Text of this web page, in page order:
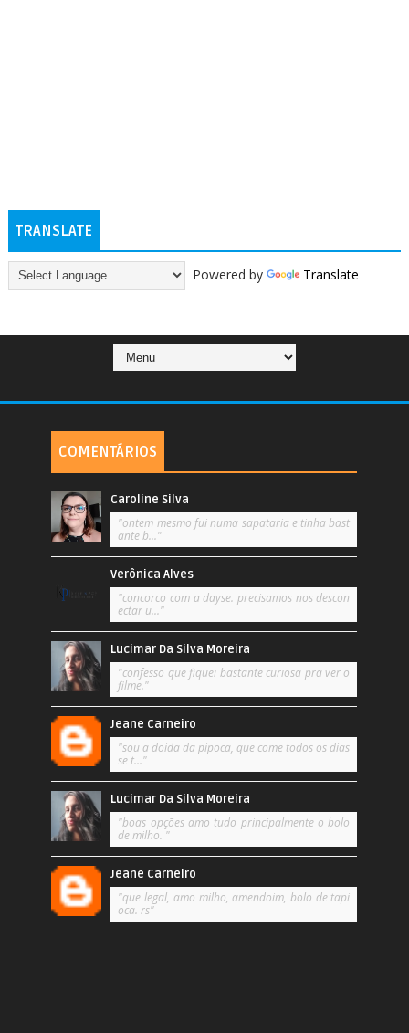
TRANSLATE
Powered by Translate
COMENTÁRIOS
Caroline Silva
"ontem mesmo fui numa sapataria e tinha bast
ante b..."
Verônica Alves
"concorco com a dayse. precisamos nos descon
ectar u..."
Lucimar Da Silva Moreira
"confesso que fiquei bastante curiosa pra ver o
filme."
Jeane Carneiro
"sou a doida da pipoca, que come todos os dias
se t..."
Lucimar Da Silva Moreira
"boas opções amo tudo principalmente o bolo
de milho. "
Jeane Carneiro
"que legal, amo milho, amendoim, bolo de tapi
oca. rs"